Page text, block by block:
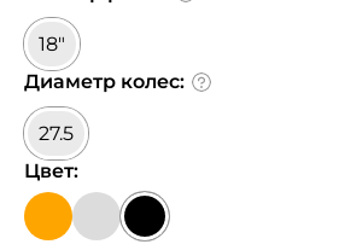
18"
Диаметр колес:
27.5
Цвет: